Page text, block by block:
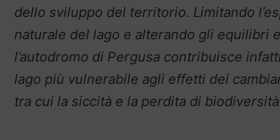
dello sviluppo del territorio. Limitando
naturale del lago e alterando gli equilibri
l’autodromo di Pergusa contribuisce
lago più vulnerabile agli effetti dei
tra cui la siccità e la perdita di